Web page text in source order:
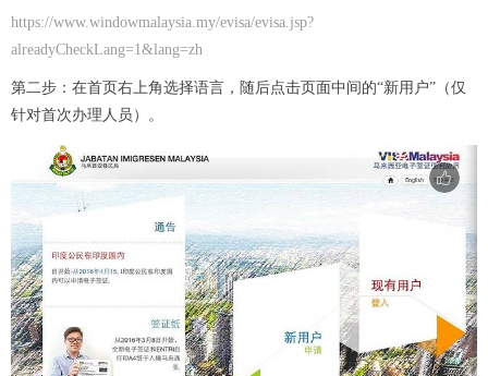
https://www.windowmalaysia.my/evisa/evisa.jsp?
alreadyCheckLang=1&lang=zh
第二步：在首页右上角选择语言，随后点击页面中间的“新用户”（仅
针对首次办理人员）。